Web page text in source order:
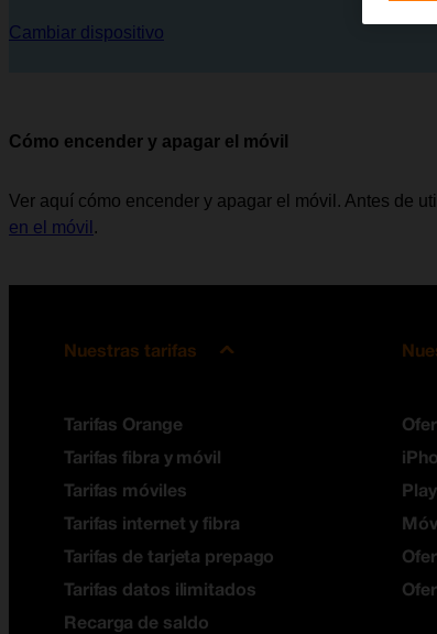
Cambiar dispositivo
Cómo encender y apagar el móvil
Ver aquí cómo encender y apagar el móvil. Antes de
en el móvil .
Nuestras tarifas
Tarifas Orange
Tarifas fibra y móvil
Tarifas móviles
Tarifas internet y fibra
Tarifas de tarjeta prepago
Tarifas datos ilimitados
Recarga de saldo